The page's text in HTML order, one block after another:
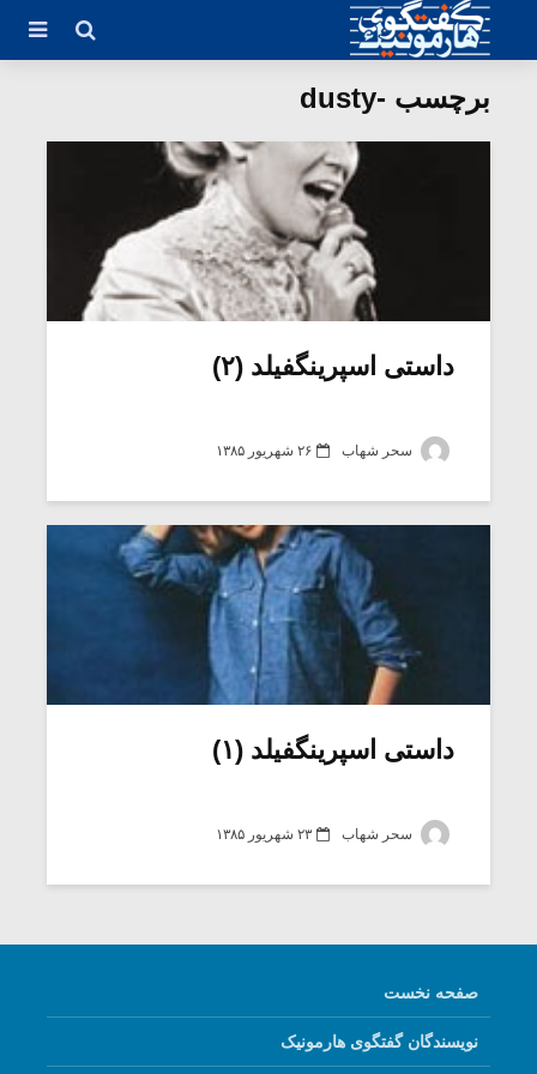
برچسب -dusty
داستی اسپرینگفیلد (۲)
سحر شهاب ۲۶ شهریور ۱۳۸۵
داستی اسپرینگفیلد (۱)
سحر شهاب ۲۳ شهریور ۱۳۸۵
صفحه نخست
نویسندگان گفتگوی هارمونیک